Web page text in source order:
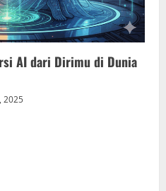
AI dari Dirimu di Dunia
2025